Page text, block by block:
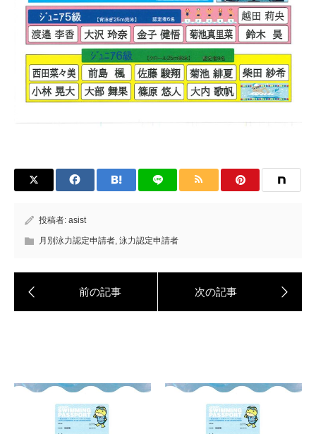
投稿者: asist
月別泳力認定申請者, 泳力認定申請者